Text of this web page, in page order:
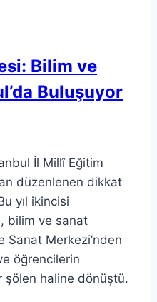
Bilim ve
Buluşuyor
İl Millî Eğitim
düzenlenen dikkat
yıl ikincisi
bilim ve sanat
Sanat Merkezi’nden
öğrencilerin
şölen haline dönüştü.